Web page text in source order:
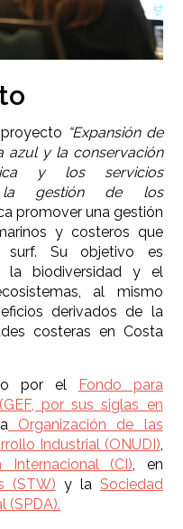
“Expansión de
azul y la conservación
y los servicios
la gestión de los
promover una gestión
y costeros que
surf. Su objetivo es
la biodiversidad y el
al mismo
derivados de la
costeras en Costa
por el
Fondo para
por sus siglas en
Organización de las
Industrial (ONUDI),
Internacional (CI), en
(STW) y la Sociedad
(SPDA).